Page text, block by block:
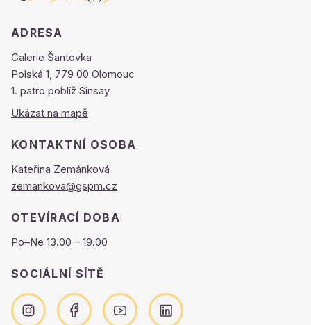
ADRESA
Galerie Šantovka
Polská 1, 779 00 Olomouc
1. patro poblíž Sinsay
Ukázat na mapě
KONTAKTNÍ OSOBA
Kateřina Zemánková
zemankova@gspm.cz
OTEVÍRACÍ DOBA
Po–Ne 13.00 – 19.00
SOCIÁLNÍ SÍTĚ